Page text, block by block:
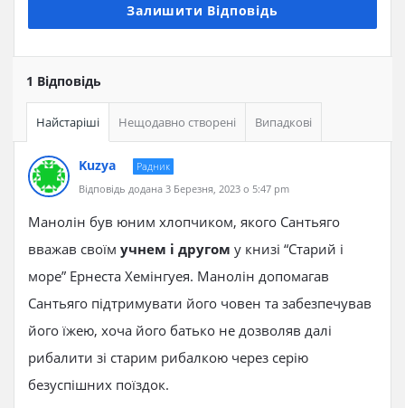
Залишити Відповідь
1 Відповідь
Найстаріші Нещодавно створені Випадкові
Kuzya
Радник
Відповідь додана 3 Березня, 2023 о 5:47 pm
Манолін був юним хлопчиком, якого Сантьяго
вважав своїм учнем і другом у книзі “Старий і
море” Ернеста Хемінгуея. Манолін допомагав
Сантьяго підтримувати його човен та забезпечував
його їжею, хоча його батько не дозволяв далі
рибалити зі старим рибалкою через серію
безуспішних поїздок.